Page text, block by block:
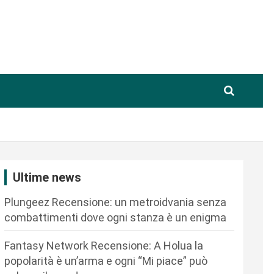
Ultime news
Plungeez Recensione: un metroidvania senza
combattimenti dove ogni stanza è un enigma
Fantasy Network Recensione: A Holua la
popolarità è un’arma e ogni “Mi piace” può